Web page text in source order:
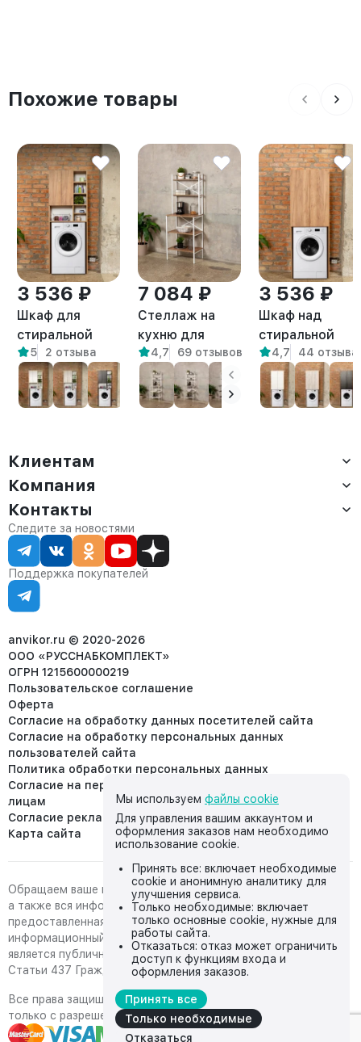
Похожие товары
3 536 ₽
Шкаф для
стиральной
машины Креус
амаретто
5 2 отзыва
7 084 ₽
Стеллаж на
кухню для
микроволновки
металлический
лофт Истра
белый/
4,7 69 отзывов
3 536 ₽
Шкаф над
стиральной
машиной
напольный Гата
амаретто
4,7 44 отзыва
Клиентам
Доставка
Оплата
Сервис
Статус заказа
Статьи
Компания
О компании
Контакты
Партнёрам
Контакты
Отдел продаж:
8 (800) 234-22-62
corp@anvikor.ru
Ежедневно, с 7:00-19:00 (МСК)
Отдел рекламации:
8 (953) 455-25-61
Следите за новостями
Поддержка покупателей
anvikor.ru © 2020-2026
ООО «РУССНАБКОМПЛЕКТ»
ОГРН 1215600000219
Пользовательское соглашение
Оферта
Согласие на обработку данных посетителей сайта
Согласие на обработку персональных данных
пользователей сайта
Политика обработки персональных данных
Согласие на передачу персональных данных третьим
лицам
Согласие реклама
Карта сайта
Обращаем ваше внимание на то, что данный интернет-сайт,
а также вся информация о товарах и ценах,
предоставленная на нём, носит исключительно
информационный характер и ни при каких условиях не
является публичной офертой, определяемой положениями
Статьи 437 Гражданского кодекса Российской Федерации.
Все права защищены, любое копирование с сайта возможно
только с разрешения владельца сайта
Мы используем файлы cookie
Для управления вашим аккаунтом и
оформления заказов нам необходимо
использование cookie.
Принять все: включает необходимые
cookie и анонимную аналитику для
улучшения сервиса.
Только необходимые: включает
только основные cookie, нужные для
работы сайта.
Отказаться: отказ может ограничить
доступ к функциям входа и
оформления заказов.
Принять все
Только необходимые
Отказаться